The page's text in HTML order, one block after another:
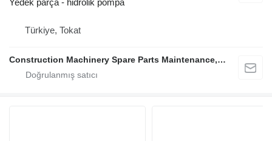
Türkiye, Tokat
Construction Machinery Spare Parts Maintenance, Repair and Sales Company